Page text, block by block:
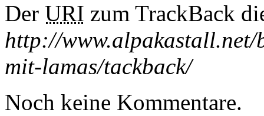
Der URI zum TrackBack
http://
mit-lamas/tackback/
Noch keine Kommentare.